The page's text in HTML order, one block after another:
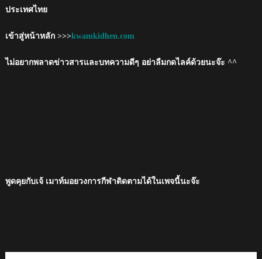
ประเทศไทย
เข้าสู่หน้าหลัก >>>kwamkidhen.com
ไม่อยากพลาดข่าวสารและบทความดีๆ อย่าลืมกดไลค์ด้วยนะจ๊ะ ^^
พูดคุยกับเจ้ เมาท์มอยวงการกีฬาติดตามได้ในเพจนี้นะจ๊ะ